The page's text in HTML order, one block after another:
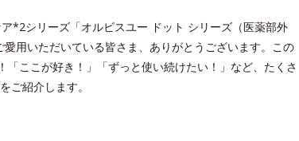
*2シリーズ「オルビスユー ドット シリーズ（医薬部外
用いただいている皆さま、ありがとうございます。この
ここが好き！」「ずっと使い続けたい！」など、たくさ
ご紹介します。